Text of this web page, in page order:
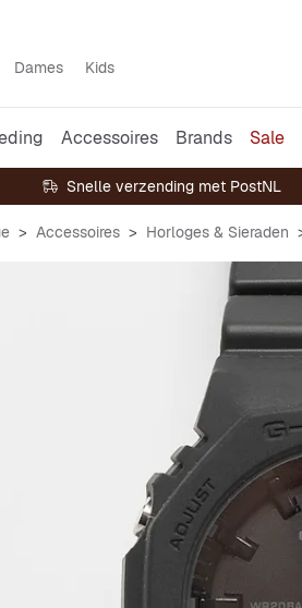
Dames Kids
Accessoires Brands Sale
Snelle verzending met PostNL
Accessoires Horloges & Sieraden